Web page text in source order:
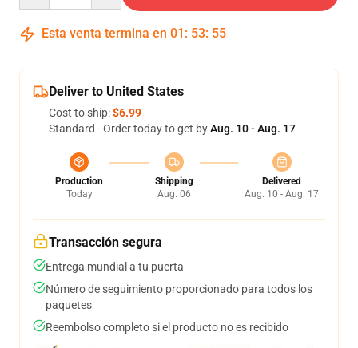
Esta venta termina en 01 : 53: 54
Deliver to United States
Cost to ship:$6.99
Standard - Order today to get byAug. 10 - Aug. 17
Production
Today
Shipping
Aug. 06
Delivered
Aug. 10 - Aug. 17
Transacción segura
Entrega mundial a tu puerta
Número de seguimiento proporcionado para todos los
paquetes
Reembolso completo si el producto no es recibido